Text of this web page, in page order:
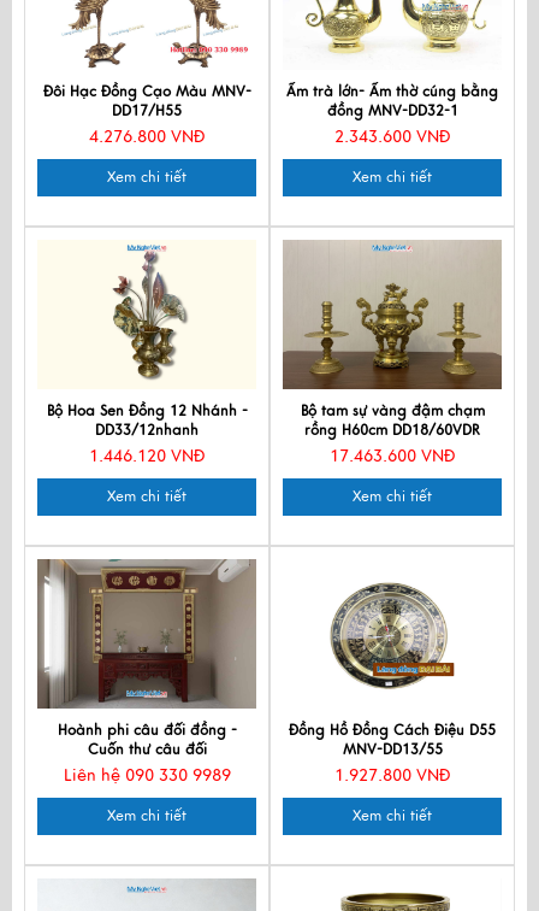
Đôi Hạc Đồng Cạo Màu MNV-
DD17/H55
4.276.800 VNĐ
Xem chi tiết
Ấm trà lớn- Ấm thờ cúng bằng
đồng MNV-DD32-1
2.343.600 VNĐ
Xem chi tiết
Bộ Hoa Sen Đồng 12 Nhánh -
DD33/12nhanh
1.446.120 VNĐ
Xem chi tiết
Bộ tam sự vàng đậm chạm
rồng H60cm DD18/60VDR
17.463.600 VNĐ
Xem chi tiết
Hoành phi câu đối đồng -
Cuốn thư câu đối
Liên hệ 090 330 9989
Xem chi tiết
Đồng Hồ Đồng Cách Điệu D55
MNV-DD13/55
1.927.800 VNĐ
Xem chi tiết